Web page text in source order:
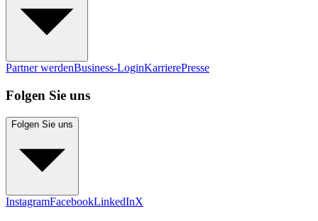
Partner werdenBusiness-LoginKarrierePresse
Folgen Sie uns
Folgen Sie uns
InstagramFacebookLinkedInX